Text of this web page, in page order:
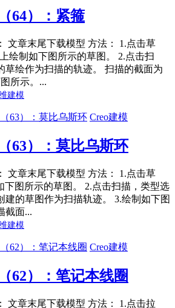
64）：紧箍
文章末尾下载模型 方法： 1.点击草
绘制如下图所示的草图。 2.点击扫
草绘作为扫描的轨迹。 扫描的截面为
所示。...
建模
Creo建模
63）：莫比乌斯环
文章末尾下载模型 方法： 1.点击草
下图所示的草图。 2.点击扫描，类型选
建的草图作为扫描轨迹。 3.绘制如下图
截面...
建模
Creo建模
62）：笔记本线圈
文章末尾下载模型 方法： 1.点击拉